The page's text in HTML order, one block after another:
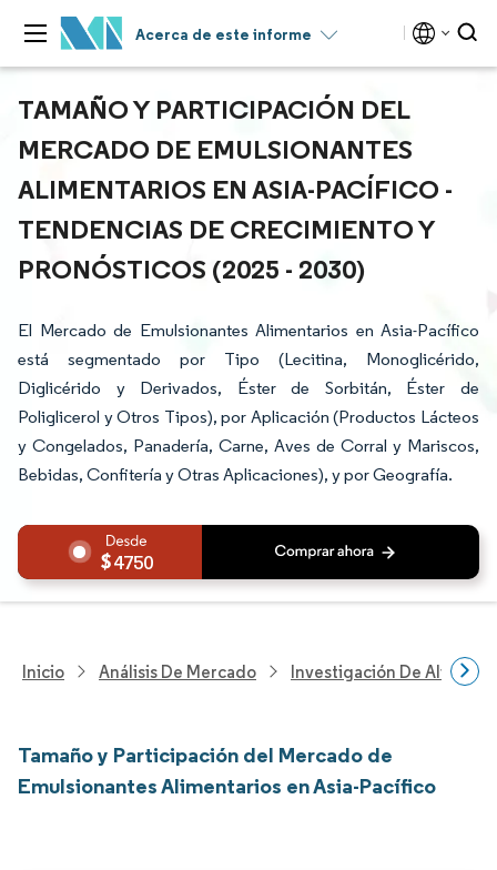
Acerca de este informe
TAMAÑO Y PARTICIPACIÓN DEL
MERCADO DE EMULSIONANTES
ALIMENTARIOS EN ASIA-PACÍFICO -
TENDENCIAS DE CRECIMIENTO Y
PRONÓSTICOS (2025 - 2030)
El Mercado de Emulsionantes Alimentarios en Asia-Pacífico
está segmentado por Tipo (Lecitina, Monoglicérido,
Diglicérido y Derivados, Éster de Sorbitán, Éster de
Poliglicerol y Otros Tipos), por Aplicación (Productos Lácteos
y Congelados, Panadería, Carne, Aves de Corral y Mariscos,
Bebidas, Confitería y Otras Aplicaciones), y por Geografía.
4750
Inicio Análisis De Mercado Investigación De
Tamaño y Participación del Mercado de
Emulsionantes Alimentarios en Asia-Pacífico